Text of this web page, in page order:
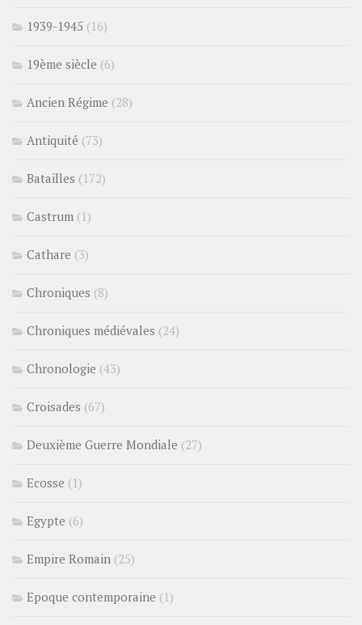
1939-1945 (16)
19ème siècle (6)
Ancien Régime (28)
Antiquité (73)
Batailles (172)
Castrum (1)
Cathare (3)
Chroniques (8)
Chroniques médiévales (24)
Chronologie (43)
Croisades (67)
Deuxième Guerre Mondiale (27)
Ecosse (1)
Egypte (6)
Empire Romain (25)
Epoque contemporaine (1)